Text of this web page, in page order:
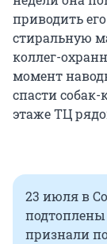
приводить
стиральную
коллег-
момент
спасти
этаже ТЦ
23 июля в
подтоплены
признали